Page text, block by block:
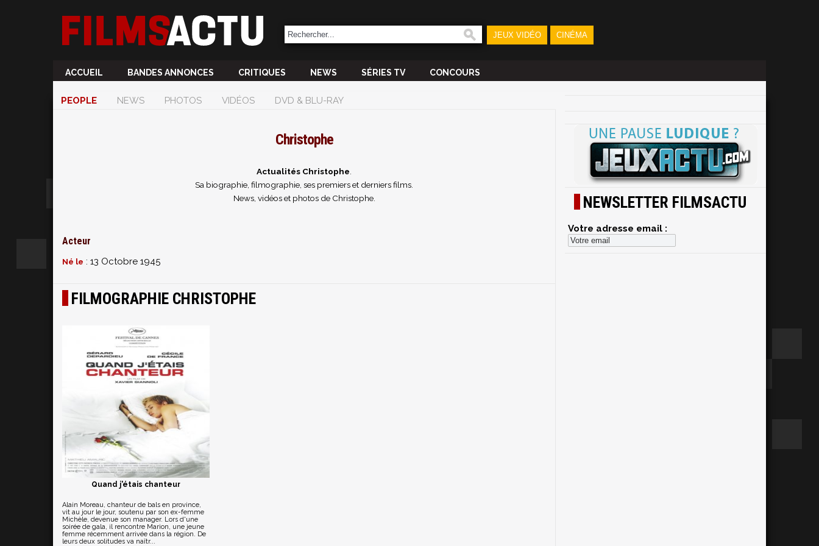
JEUX VIDÉO CINÉMA
ACCUEIL BANDES ANNONCES CRITIQUES NEWS SÉRIES TV CONCOURS
PEOPLE NEWS PHOTOS VIDÉOS DVD & BLU-RAY
Christophe
Actualités Christophe
Sa biographie, filmographie, ses premiers et derniers films.
News, vidéos et photos de Christophe.
Acteur
Né le : 13 Octobre 1945
FILMOGRAPHIE CHRISTOPHE
Quand j'étais chanteur
Alain Moreau, chanteur de bals en province,
vit au jour le jour, soutenu par son ex-femme
Michèle, devenue son manager. Lors d'une
soirée de gala, il rencontre Marion, une jeune
femme récemment arrivée dans la région. De
leurs deux solitudes va naîtr...
NEWSLETTER FILMSACTU
Votre adresse email :